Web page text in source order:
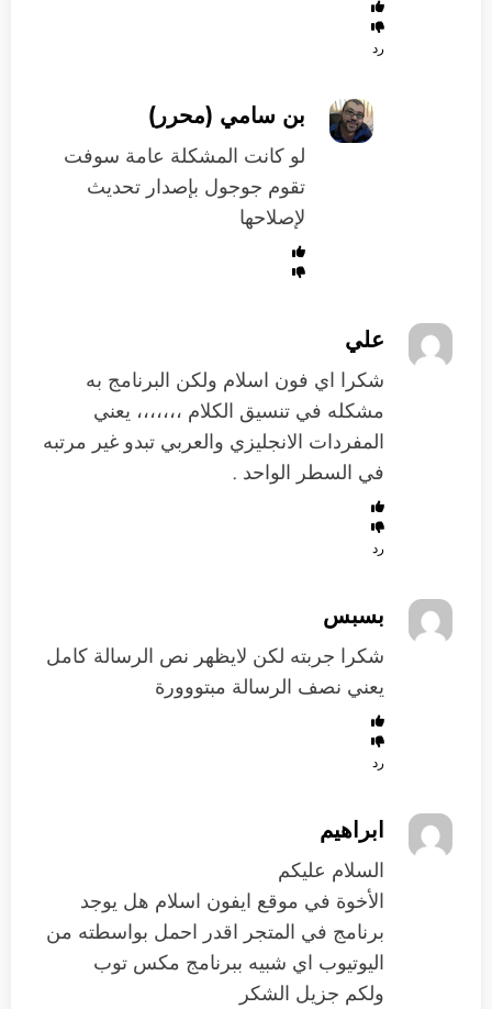
رد
بن سامي (محرر)
لو كانت المشكلة عامة سوفت
تقوم جوجول بإصدار تحديث
لإصلاحها
علي
شكرا اي فون اسلام ولكن البرنامج به
مشكله في تنسيق الكلام ،،،،،،، يعني
المفردات الانجليزي والعربي تبدو غير مرتبه
في السطر الواحد .
رد
بسبس
شكرا جربته لكن لايظهر نص الرسالة كامل
يعني نصف الرسالة مبتووورة
رد
ابراهيم
السلام عليكم
الأخوة في موقع ايفون اسلام هل يوجد
برنامج في المتجر اقدر احمل بواسطته من
اليوتيوب اي شبيه ببرنامج مكس توب
ولكم جزيل الشكر